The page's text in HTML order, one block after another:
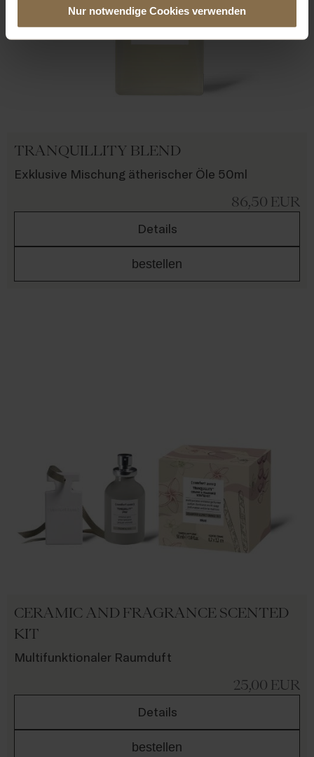
Nur notwendige Cookies verwenden
TRANQUILLITY BLEND
Exklusive Mischung ätherischer Öle 50ml
86,50 EUR
Details
bestellen
CERAMIC AND FRAGRANCE SCENTED
KIT
Multifunktionaler Raumduft
25,00 EUR
Details
bestellen